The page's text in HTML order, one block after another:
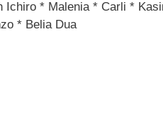
Ichiro * Malenia * Carli *
* Belia Dua